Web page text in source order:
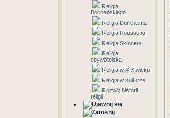
Religia
Bocheńskiego
Religia Durkheima
Religia Rousseau
Religia Skinnera
Religia
obywatelska
Religia w XIX wieku
Religia w kulturze
Rozwój historii
religii